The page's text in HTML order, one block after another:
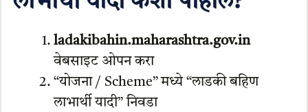
ladakibahin.maharashtra.gov.in
वेबसाइट ओपन करा
“योजना / Scheme” मध्ये “लाडकी बहिण
लाभार्थी यादी” निवडा